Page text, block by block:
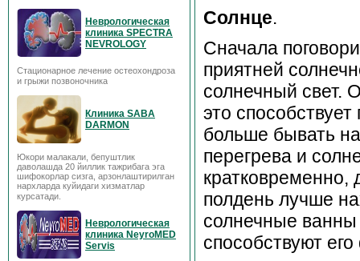
Неврологическая
клиника SPECTRA
NEVROLOGY
Стационарное лечение остеохондроза
и грыжи позвоночника
Клиника SABA
DARMON
Юкори малакали, бепуштлик
даволашда 20 йиллик тажрибага эга
шифокорлар сизга, арзонлаштирилган
нархларда куйидаги хизматлар
курсатади.
Неврологическая
клиника NeyroMED
Servis
Солнце.
Сначала
приятней
солнечный свет.
это
больше бывать
перегрева и
кратковременно,
полдень лучше
солнечные ванны
способствуют